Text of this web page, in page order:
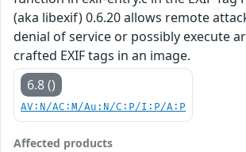
(aka libexif) 0.6.20 allows remote
denial of service or possibly execute
crafted EXIF tags in an image.
6.8 ()
AV:N/AC:M/Au:N/C:P/I:P/A:P
Affected products